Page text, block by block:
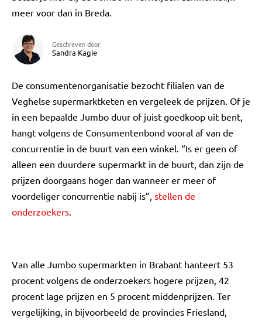
meer voor dan in Breda.
Geschreven door
Sandra Kagie
De consumentenorganisatie bezocht filialen van de
Veghelse supermarktketen en vergeleek de prijzen. Of je
in een bepaalde Jumbo duur of juist goedkoop uit bent,
hangt volgens de Consumentenbond vooral af van de
concurrentie in de buurt van een winkel. “Is er geen of
alleen een duurdere supermarkt in de buurt, dan zijn de
prijzen doorgaans hoger dan wanneer er meer of
voordeliger concurrentie nabij is”, stellen de
onderzoekers.
Van alle Jumbo supermarkten in Brabant hanteert 53
procent volgens de onderzoekers hogere prijzen, 42
procent lage prijzen en 5 procent middenprijzen. Ter
vergelijking, in bijvoorbeeld de provincies Friesland,